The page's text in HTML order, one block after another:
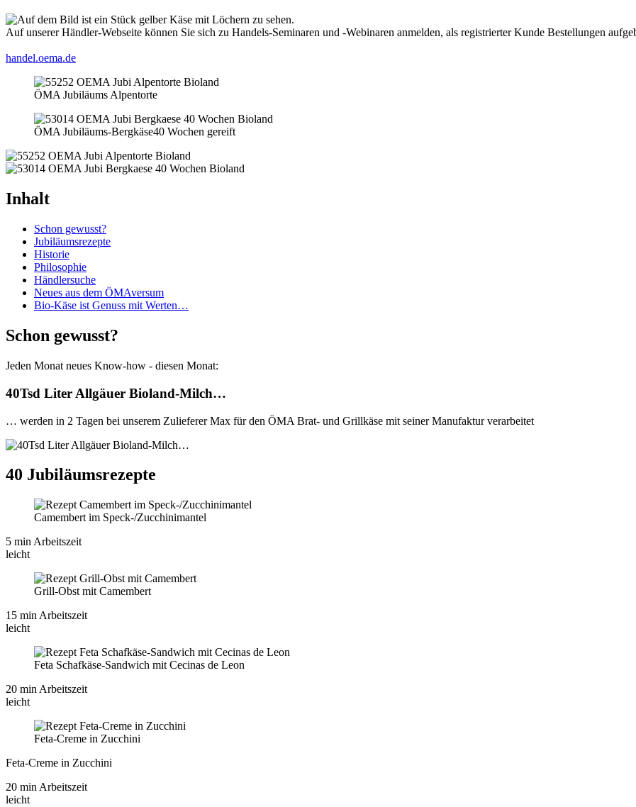
Auf unserer Händler-Webseite können Sie sich zu Handels-Seminaren und -Webinaren anmelden, als registrierter Kunde Bestellungen
handel.oema.de
ÖMA Jubiläums Alpentorte
ÖMA Jubiläums-Bergkäse40 Wochen gereift
Inhalt
Schon gewusst?
Jubiläumsrezepte
Historie
Philosophie
Händlersuche
Neues aus dem ÖMAversum
Bio-Käse ist Genuss mit Werten…
Schon gewusst?
Jeden Monat neues Know-how - diesen Monat:
40Tsd Liter Allgäuer Bioland-Milch…
… werden in 2 Tagen bei unserem Zulieferer Max für den ÖMA Brat- und Grillkäse mit seiner Manufaktur verarbeitet
40 Jubiläumsrezepte
Camembert im Speck-/Zucchinimantel
5 min Arbeitszeit
leicht
Grill-Obst mit Camembert
15 min Arbeitszeit
leicht
Feta Schafkäse-Sandwich mit Cecinas de Leon
20 min Arbeitszeit
leicht
Feta-Creme in Zucchini
Feta-Creme in Zucchini
20 min Arbeitszeit
leicht